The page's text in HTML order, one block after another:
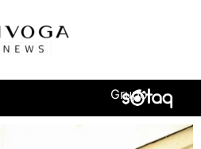
Grupo